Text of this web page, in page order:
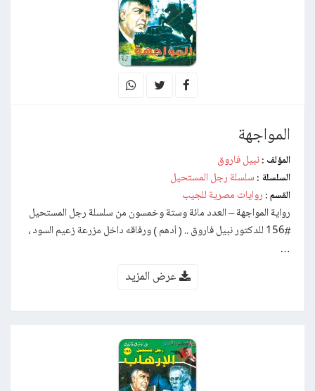
المواجهة
المؤلف : نبيل فاروق
السلسلة : سلسلة رجل المستحيل
القسم : روايات مصرية للجيب
رواية المواجهة – العدد مائة وستة وخمسون من سلسلة رجل المستحيل
#156 للدكتور نبيل فاروق .. ( أدهم ) ورفاقه داخل مزرعة زعيم السود ،
…
عرض المزيد